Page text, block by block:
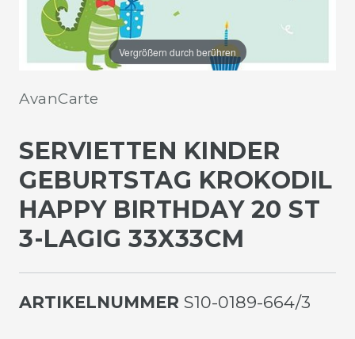
Vergrößern durch berühren
AvanCarte
SERVIETTEN KINDER
GEBURTSTAG KROKODIL
HAPPY BIRTHDAY 20 ST
3-LAGIG 33X33CM
ARTIKELNUMMER S10-0189-664/3